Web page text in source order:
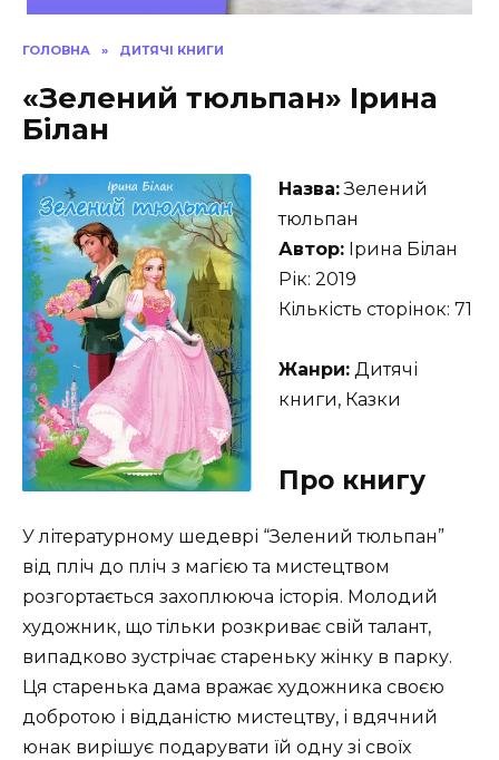
ГОЛОВНА » ДИТЯЧІ КНИГИ
«Зелений тюльпан» Ірина
Білан
Назва:Зелений
тюльпан
Автор: Ірина Білан
Рік: 2019
Кількість сторінок: 71
Жанри: Дитячі
книги, Казки
Про книгу
У літературному шедеврі “Зелений тюльпан”
від пліч до пліч з магією та мистецтвом
розгортається захоплююча історія. Молодий
художник, що тільки розкриває свій талант,
випадково зустрічає стареньку жінку в парку.
Ця старенька дама вражає художника своєю
добротою і відданістю мистецтву, і вдячний
юнак вирішує подарувати їй одну зі своїх